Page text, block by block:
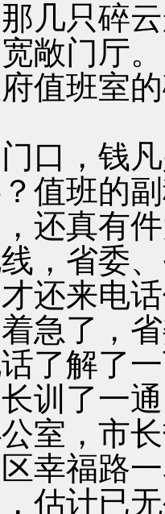
几只碎
敞门厅。
值班室
口，钱
值班的
还真有
，省委
还来电
急了，
了解了
训了一
室，市
幸福路
估计已